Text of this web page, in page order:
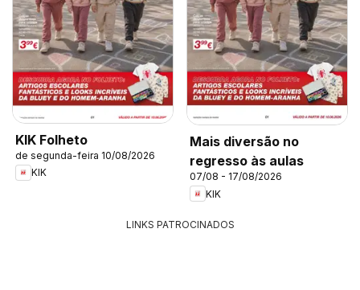
KIK Folheto
de segunda-feira 10/08/2026
KIK
Mais diversão no
regresso às aulas
07/08 - 17/08/2026
KIK
LINKS PATROCINADOS